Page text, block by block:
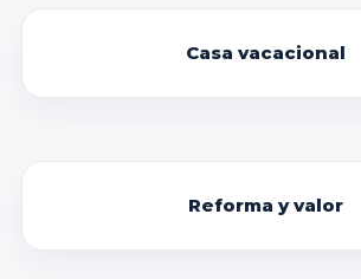
Casa vacacional
Reforma y valor